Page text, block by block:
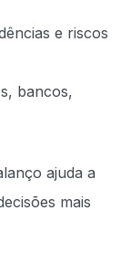
e riscos
bancos,
ajuda a
mais